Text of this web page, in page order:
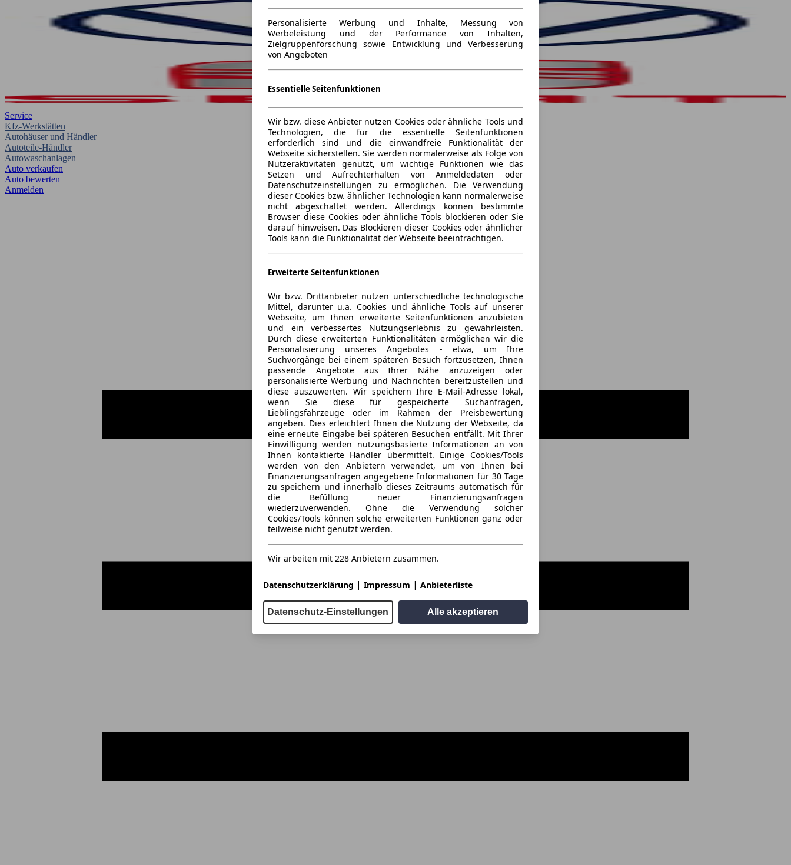
Service
Kfz-Werkstätten
Autohäuser und Händler
Autoteile-Händler
Autowaschanlagen
Auto verkaufen
Auto bewerten
Anmelden
Personalisierte Werbung und Inhalte, Messung von
Werbeleistung und der Performance von Inhalten,
Zielgruppenforschung sowie Entwicklung und Verbesserung
von Angeboten
Essentielle Seitenfunktionen
Wir bzw. diese Anbieter nutzen Cookies oder ähnliche Tools und
Technologien, die für die essentielle Seitenfunktionen
erforderlich sind und die einwandfreie Funktionalität der
Webseite sicherstellen. Sie werden normalerweise als Folge von
Nutzeraktivitäten genutzt, um wichtige Funktionen wie das
Setzen und Aufrechterhalten von Anmeldedaten oder
Datenschutzeinstellungen zu ermöglichen. Die Verwendung
dieser Cookies bzw. ähnlicher Technologien kann normalerweise
nicht abgeschaltet werden. Allerdings können bestimmte
Browser diese Cookies oder ähnliche Tools blockieren oder Sie
darauf hinweisen. Das Blockieren dieser Cookies oder ähnlicher
Tools kann die Funktionalität der Webseite beeinträchtigen.
Erweiterte Seitenfunktionen
Wir bzw. Drittanbieter nutzen unterschiedliche technologische
Mittel, darunter u.a. Cookies und ähnliche Tools auf unserer
Webseite, um Ihnen erweiterte Seitenfunktionen anzubieten
und ein verbessertes Nutzungserlebnis zu gewährleisten.
Durch diese erweiterten Funktionalitäten ermöglichen wir die
Personalisierung unseres Angebotes - etwa, um Ihre
Suchvorgänge bei einem späteren Besuch fortzusetzen, Ihnen
passende Angebote aus Ihrer Nähe anzuzeigen oder
personalisierte Werbung und Nachrichten bereitzustellen und
diese auszuwerten. Wir speichern Ihre E-Mail-Adresse lokal,
wenn Sie diese für gespeicherte Suchanfragen,
Lieblingsfahrzeuge oder im Rahmen der Preisbewertung
angeben. Dies erleichtert Ihnen die Nutzung der Webseite, da
eine erneute Eingabe bei späteren Besuchen entfällt. Mit Ihrer
Einwilligung werden nutzungsbasierte Informationen an von
Ihnen kontaktierte Händler übermittelt. Einige Cookies/Tools
werden von den Anbietern verwendet, um von Ihnen bei
Finanzierungsanfragen angegebene Informationen für 30 Tage
zu speichern und innerhalb dieses Zeitraums automatisch für
die Befüllung neuer Finanzierungsanfragen
wiederzuverwenden. Ohne die Verwendung solcher
Cookies/Tools können solche erweiterten Funktionen ganz oder
teilweise nicht genutzt werden.
Wir arbeiten mit 228 Anbietern zusammen.
Datenschutzerklärung | Impressum | Anbieterliste
Datenschutz-Einstellungen Alle akzeptieren